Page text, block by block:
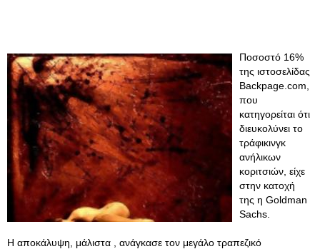
Ποσοστό 16%
της ιστοσελίδας
Backpage.com,
που
κατηγορείται ότι
διευκολύνει το
τράφικινγκ
ανήλικων
κοριτσιών, είχε
στην κατοχή
της η Goldman
Sachs.
Η αποκάλυψη, μάλιστα , ανάγκασε τον μεγάλο τραπεζικό